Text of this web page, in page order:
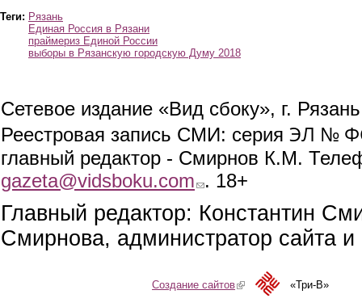
Теги: Рязань
Единая Россия в Рязани
праймериз Единой России
выборы в Рязанскую городскую Думу 2018
Сетевое издание «Вид сбоку», г.
Реестровая запись СМИ: серия ЭЛ №
главный редактор - Смирнов К.М.
gazeta@vidsboku.com (link sends e-mail)
. 18+
Главный редактор: Константин
Смирнова, администратор сайта
Создание сайтов(link is external)«Три-В»